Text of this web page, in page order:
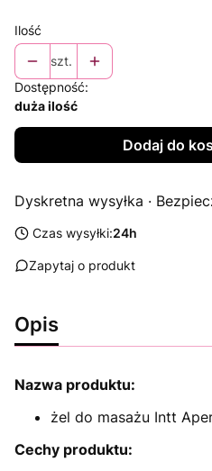
Ilość
szt.
Dostępność:
duża ilość
Dodaj do
Dyskretna wysyłka ·
Czas wysyłki:24h
Zapytaj o produkt
Opis
Nazwa produktu:
żel do masażu Intt
Cechy produktu: